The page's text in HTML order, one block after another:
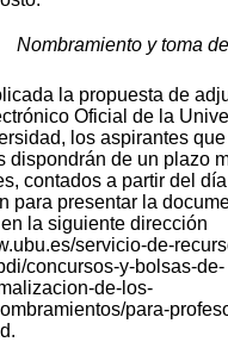
Nombramiento y toma
la propuesta de
Oficial de la
los aspirantes
dispondrán de un plazo
contados a partir del
para presentar la
la siguiente dirección
servicio-de-
concursos-y-bolsas-de-
de-los-
para-